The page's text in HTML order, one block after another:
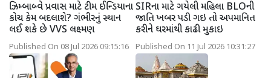
ઝિમ્બાબ્વે પ્રવાસ માટે ટીમ ઈન્ડિયાના
કોચ કેમ બદલાશે? ગંભીરનું સ્થાન
લઈ શકે છે VVS લક્ષ્મણ
Published On 08 Jul 2026 09:15:16
SIRના માટે ગયેલી મહિલા BLOની
જાતિ ખબર પડી ગઇ તો અપમાનિત
કરીને ઘરમાંથી કાઢી મુકાઇ
Published On 11 Jul 2026 10:31:27